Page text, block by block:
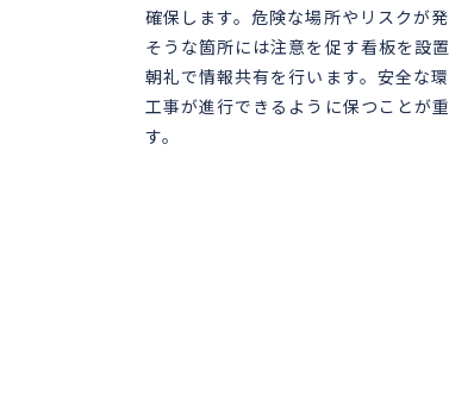
確保します。危険な場所やリスクが
そうな箇所には注意を促す看板を設置
朝礼で情報共有を行います。安全な
工事が進行できるように保つことが
す。